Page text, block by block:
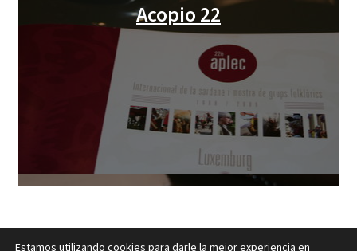
Acopio 22
Estamos utilizando cookies para darle la mejor experiencia en